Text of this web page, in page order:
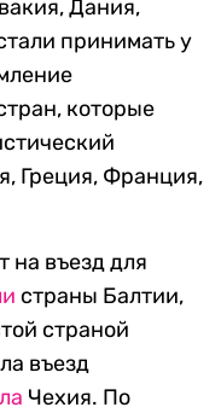
Дания,
принимать у
которые
Греция, Франция,
на въезд для
страны Балтии,
страной
въезд
Чехия. По